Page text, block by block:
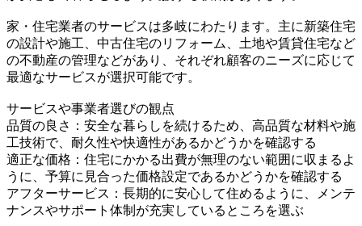
家・住宅業者のサービスは多岐にわたります。主に新築住宅
の設計や施工、中古住宅のリフォーム、土地や賃貸住宅など
の不動産の管理などがあり、それぞれ顧客のニーズに応じて
最適なサービスが選択可能です。
サービスや事業者選びの観点
品質の良さ：安全な暮らしを続けるため、高品質な材料や施
工技術で、耐久性や快適性があるかどうかを確認する
適正な価格：住宅にかかる出費が無理のない範囲に収まるよ
うに、予算に見合った価格設定であるかどうかを確認する
アフターサービス：長期的に安心して住めるように、メンテ
ナンスやサポート体制が充実しているところを選ぶ